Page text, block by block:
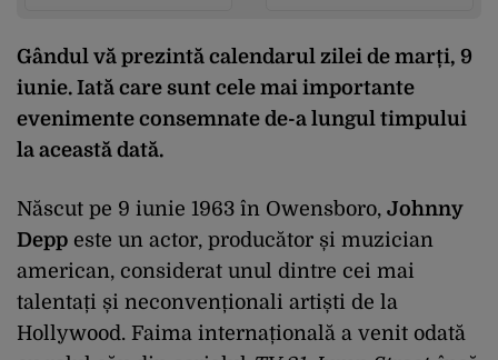
Gândul vă prezintă calendarul zilei de marți, 9
iunie. Iată care sunt cele mai importante
evenimente consemnate de-a lungul timpului
la această dată.
Născut pe 9 iunie 1963 în Owensboro, Johnny
Depp este un actor, producător și muzician
american, considerat unul dintre cei mai
talentați și neconvenționali artiști de la
Hollywood. Faima internațională a venit odată